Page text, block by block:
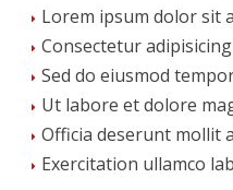
Lorem ipsum dolor sit
Consectetur
Sed do eiusmod
Ut labore et dolore
Officia deserunt mollit
Exercitation ullamco